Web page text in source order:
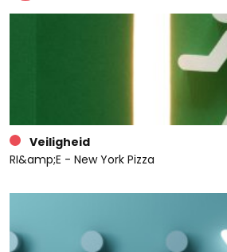
Veiligheid
RI&amp;E - New York Pizza